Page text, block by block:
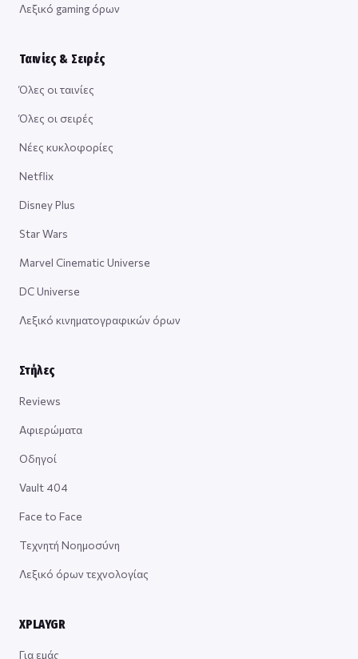
Λεξικό gaming όρων
Ταινίες & Σειρές
Όλες οι ταινίες
Όλες οι σειρές
Νέες κυκλοφορίες
Netflix
Disney Plus
Star Wars
Marvel Cinematic Universe
DC Universe
Λεξικό κινηματογραφικών όρων
Στήλες
Reviews
Αφιερώματα
Οδηγοί
Vault 404
Face to Face
Τεχνητή Νοημοσύνη
Λεξικό όρων τεχνολογίας
XPLAYGR
Για εμάς